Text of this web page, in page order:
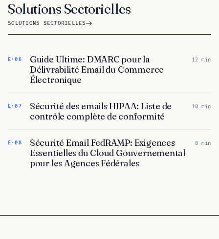
Solutions Sectorielles
SOLUTIONS SECTORIELLES
E·06
Guide Ultime: DMARC pour la
Délivrabilité Email du Commerce
Électronique
12 mín
E·07
Sécurité des emails HIPAA: Liste de
contrôle complète de conformité
10 mín
E·08
Sécurité Email FedRAMP: Exigences
Essentielles du Cloud Gouvernemental
pour les Agences Fédérales
8 mín